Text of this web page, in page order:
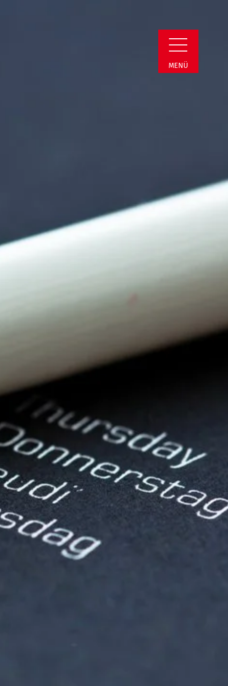
MENÜ